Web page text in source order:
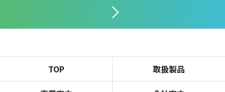
TOP 取扱製品